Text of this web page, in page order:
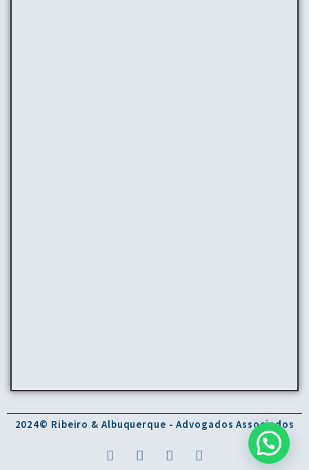
2024© Ribeiro & Albuquerque - Advogados Associados